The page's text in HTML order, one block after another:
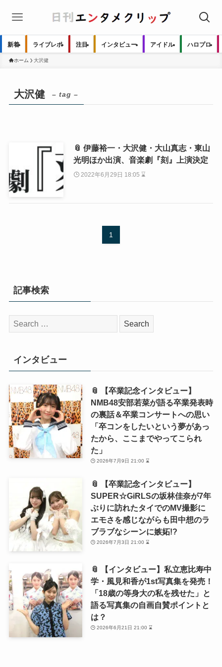
新着 ライブレポ 注目 インタビュー アイドル ハロプロ
ホーム 大沢健
大沢健 – tag –
📎 伊藤裕一・大沢健・大山真志・東山
光明ほか出演、音楽劇『刻』上演決定
2022年6月29日 18:05 ⌛
1
記事検索
検
索:
インタビュー
📎 【卒業記念インタビュー】
NMB48安部若菜が語る卒業発表時
の裏話＆卒業コンサートへの思い
「卒コンをしたいという夢があっ
たから、ここまでやってこられ
た」
2026年7月9日 21:00 ⌛
📎 【卒業記念インタビュー】
SUPER☆GiRLSの坂林佳奈が7年
ぶりに訪れたタイでのMV撮影に
エモさを感じながらも田中想のラ
ブラブなシーンに嫉妬!?
2026年7月3日 21:00 ⌛
📎 【インタビュー】私立恵比寿中
学・風見和香が1st写真集を発売！
「18歳の等身大の私を残せた」と
語る写真集の自画自賛ポイントと
は？
2026年6月21日 21:00 ⌛